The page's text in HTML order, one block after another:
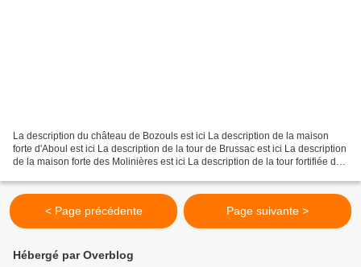
La description du château de Bozouls est ici La description de la maison
forte d'Aboul est ici La description de la tour de Brussac est ici La description
de la maison forte des Molinières est ici La description de la tour fortifiée de
< Page précédente Page suivante >
Hébergé par Overblog